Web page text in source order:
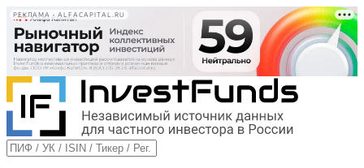
РЕКЛАМА • ALFACAPITAL.RU